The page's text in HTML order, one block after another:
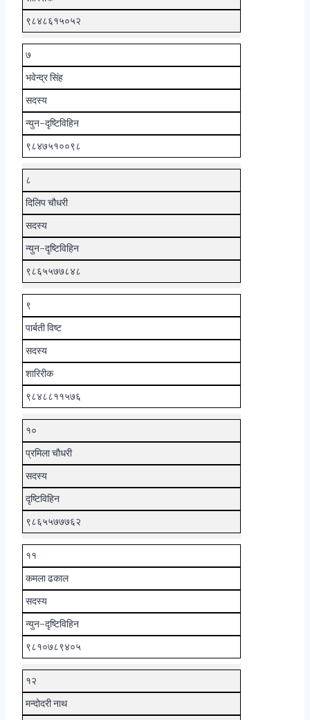
९८४८६१५०५२
७
भवेन्द्र सिंह
सदस्य
न्युन-दृष्टिविहिन
९८४७५१००९८
८
दिलिप चौधरी
सदस्य
न्युन-दृष्टिविहिन
९८६५५७७८४८
९
पार्बती विष्ट
सदस्य
शारिरीक
९८४८८११५७६
१०
प्रमिला चौधरी
सदस्य
दृष्टिविहिन
९८६५५७७७६२
११
कमला ढकाल
सदस्य
न्युन-दृष्टिविहिन
९८१०७८९४०५
१२
मन्दोदरी नाथ